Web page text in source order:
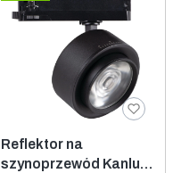
Reflektor na
szynoprzewód Kanlux